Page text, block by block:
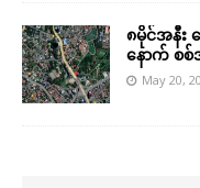
၈မိုင်အနီး
နောက် စ
May 20,